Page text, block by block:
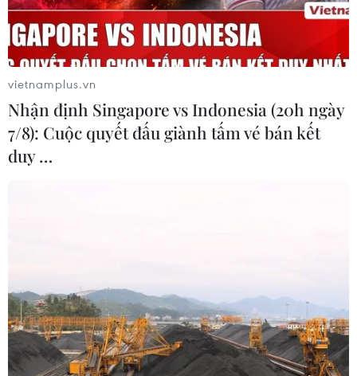
phục quần chúng, trách nhiệm nêu gương, kỷ
luật hành chính của các cán bộ, Đảng viên.
Thủ tướng đề nghị thực hiện tốt quy chế dân
chủ ở cơ sở, thực hành dân chủ trên các lĩnh
vực, các cơ quan hành chính nhà nước các cấp;
bảo đảm công khai, minh bạch, phát huy quyền
làm chủ của cán bộ, công chức, viên chức và
nại, tố cáo của nhân dân, nhất là những vụ việc
khiếu kiện đông người, phức tạp, kéo dài,
không để xảy ra các điểm nóng gây mất ổn định
chính trị và trật tự an toàn xã hội.
vietnamplus.vn
Nhận định Singapore vs Indonesia (20h ngày
7/8): Cuộc quyết đấu giành tấm vé bán kết
duy …